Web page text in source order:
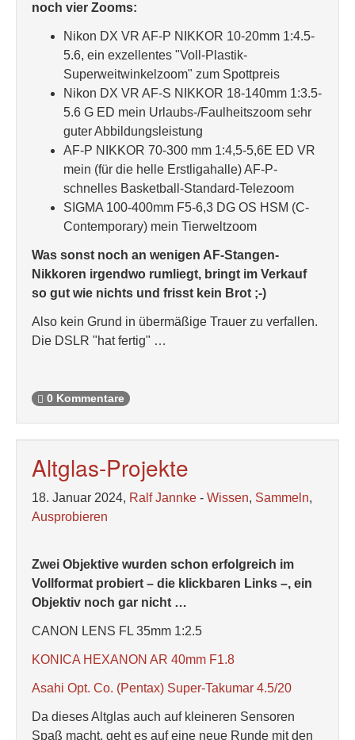
noch vier Zooms:
Nikon DX VR AF-P NIKKOR 10-20mm 1:4.5-
5.6, ein exzellentes "Voll-Plastik-
Superweitwinkelzoom" zum Spottpreis
Nikon DX VR AF-S NIKKOR 18-140mm 1:3.5-
5.6 G ED mein Urlaubs-/Faulheitszoom sehr
guter Abbildungsleistung
AF-P NIKKOR 70-300 mm 1:4,5-5,6E ED VR
mein (für die helle Erstligahalle) AF-P-
schnelles Basketball-Standard-Telezoom
SIGMA 100-400mm F5-6,3 DG OS HSM (C-
Contemporary) mein Tierweltzoom
Was sonst noch an wenigen AF-Stangen-
Nikkoren irgendwo rumliegt, bringt im Verkauf
so gut wie nichts und frisst kein Brot ;-)
Also kein Grund in übermäßige Trauer zu verfallen.
Die DSLR "hat fertig" …
0 Kommentare
Altglas-Projekte
18. Januar 2024, Ralf Jannke - Wissen, Sammeln,
Ausprobieren
Zwei Objektive wurden schon erfolgreich im
Vollformat probiert – die klickbaren Links –, ein
Objektiv noch gar nicht …
CANON LENS FL 35mm 1:2.5
KONICA HEXANON AR 40mm F1.8
Asahi Opt. Co. (Pentax) Super-Takumar 4.5/20
Da dieses Altglas auch auf kleineren Sensoren
Spaß macht, geht es auf eine neue Runde mit den